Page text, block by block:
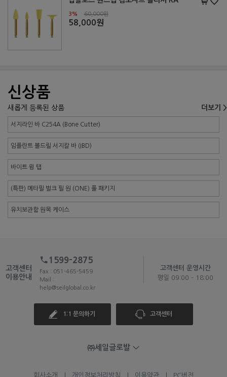
3% 60,000원
58,000원
신상품
새롭게 등록된 상품 더보기 >
서지라인 바 C254A (Bone Cutter)
임플란트 볼드릴 서지칼 바 (IBD)
바이트 윙 탭
(특판) 메타필 벌크 필 원 (ONE) 풀 패키지
유치보관함 원목 케이스
고객센터
이용안내
1599-2875
Fax : 051-465-5459
Mail :
help@seilglobal.co.kr
고객센터 운영시간
평일 09:00 - 18:00
1:1 문의하기 고객센터
㈜세일글로발
회사소개 개인정보처리방침 이용약관 PC버전